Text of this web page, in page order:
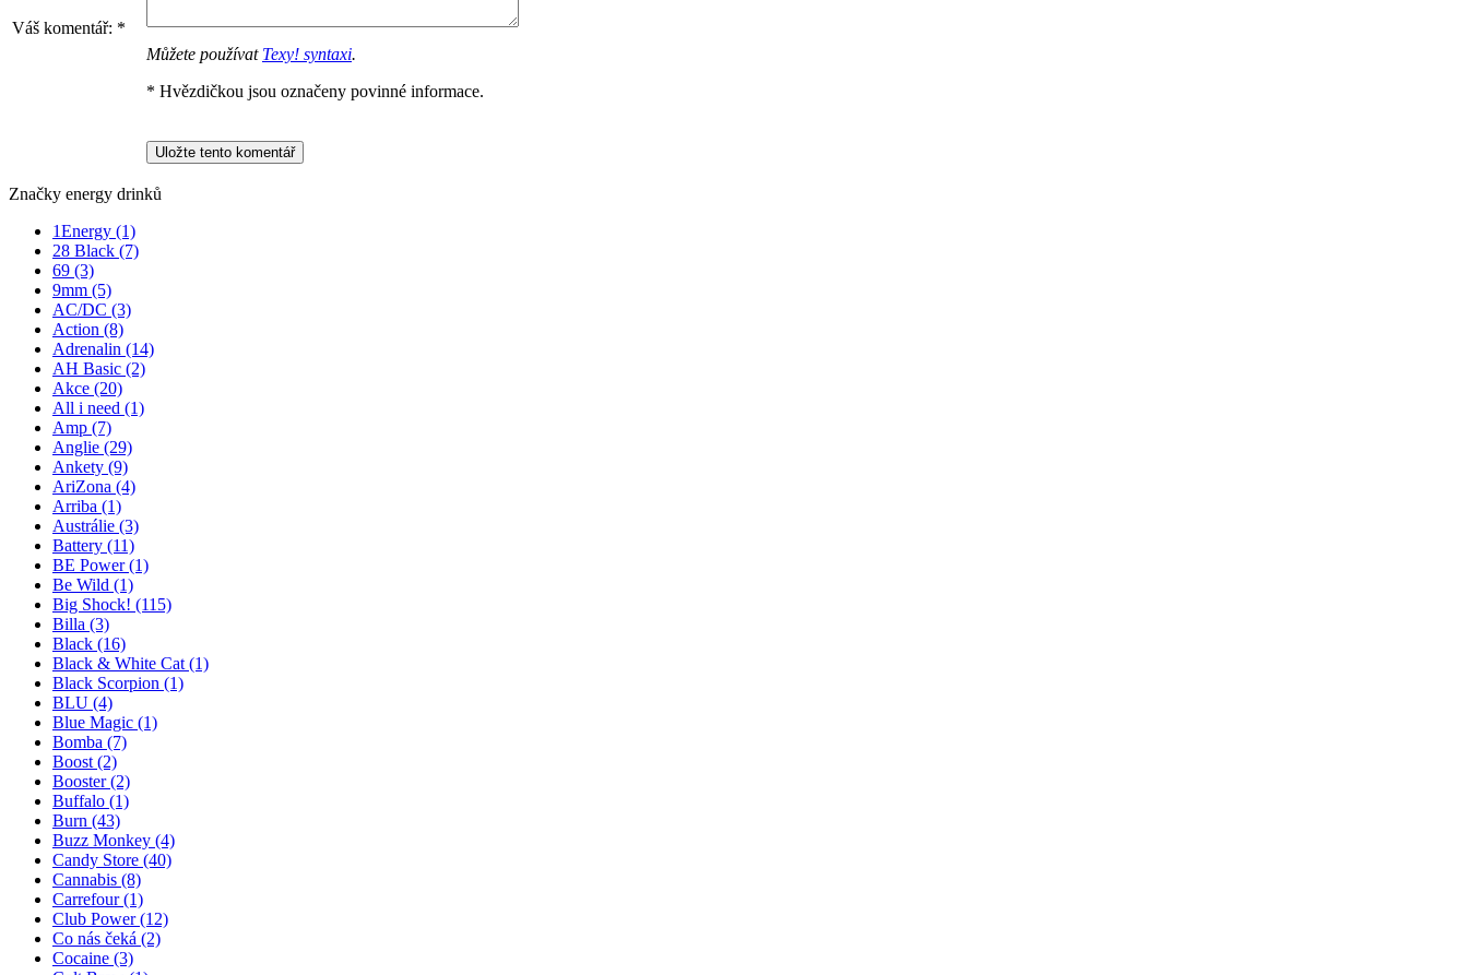
Váš komentář: *
Můžete používat Texy! syntaxi.
* Hvězdičkou jsou označeny povinné informace.
Značky energy drinků
1Energy (1)
28 Black (7)
69 (3)
9mm (5)
AC/DC (3)
Action (8)
Adrenalin (14)
AH Basic (2)
Akce (20)
All i need (1)
Amp (7)
Anglie (29)
Ankety (9)
AriZona (4)
Arriba (1)
Austrálie (3)
Battery (11)
BE Power(1)
Be Wild (1)
Big Shock! (115)
Billa (3)
Black (16)
Black & White Cat (1)
Black Scorpion (1)
BLU (4)
Blue Magic (1)
Bomba (7)
Boost (2)
Booster(2)
Buffalo (1)
Burn (43)
Buzz Monkey (4)
Candy Store (40)
Cannabis (8)
Carrefour(1)
Club Power(12)
Co nás čeká (2)
Cocaine (3)